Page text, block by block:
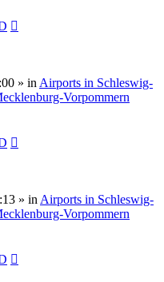
» in Airports in Schleswig-
Vorpommern
» in Airports in Schleswig-
Vorpommern